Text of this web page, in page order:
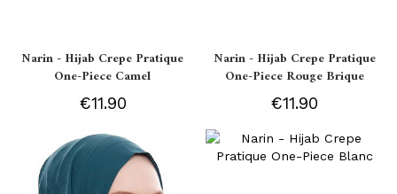
Narin - Hijab Crepe Pratique
One-Piece Camel
€11.90
Narin - Hijab Crepe Pratique
One-Piece Rouge Brique
€11.90